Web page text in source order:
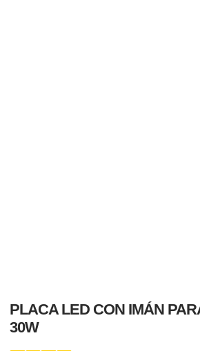
PLACA LED CON IMÁN
30W